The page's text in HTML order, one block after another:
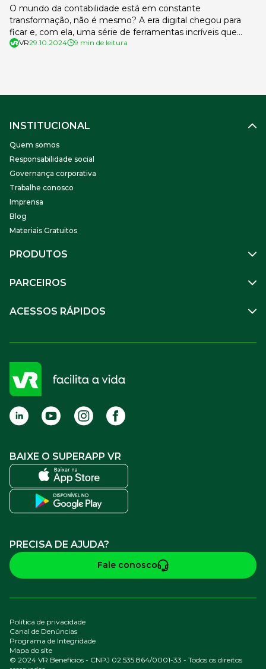
O mundo da contabilidade está em constante
transformação, não é mesmo? A era digital chegou para
ficar e, com ela, uma série de ferramentas incríveis que
podem facilitar – e muito! – o seu dia a dia. Se você ainda
VR29.10.2024 9 min de leitura
INSTITUCIONAL
Quem somos
Responsabilidade social
Governança corporativa
Trabalhe conosco
Imprensa
Blog
Materiais Gratuitos
PRODUTOS
Benefícios
Soluções Financeiras
Compre Online
PARCEIROS
Parceiro VR
APP VR Estabelecimentos
ACESSOS RÁPIDOS
Sou empresa
FAQ
Termos de Uso
BAIXE O SUPERAPP VR
PRECISA DE AJUDA?
Fale conosco
© 2024 VR Benefícios - CNPJ 02.535.864/0001-33 - Todos os direitos
Política de privacidade
Canal de Denúncias
Programa de Integridade
Mapa do site